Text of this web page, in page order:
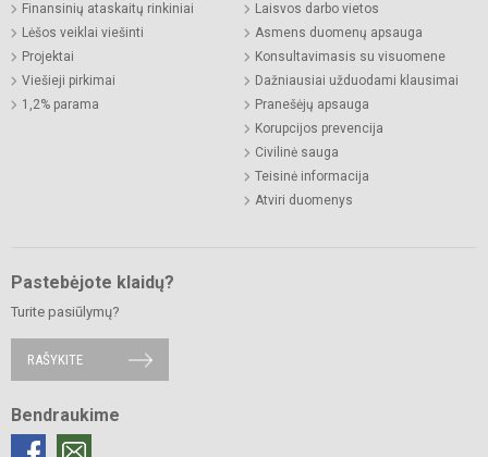
Finansinių ataskaitų rinkiniai
Lėšos veiklai viešinti
Projektai
Viešieji pirkimai
1,2% parama
Laisvos darbo vietos
Asmens duomenų apsauga
Konsultavimasis su visuomene
Dažniausiai užduodami klausimai
Pranešėjų apsauga
Korupcijos prevencija
Civilinė sauga
Teisinė informacija
Atviri duomenys
Pastebėjote klaidų?
Turite pasiūlymų?
RAŠYKITE
Bendraukime